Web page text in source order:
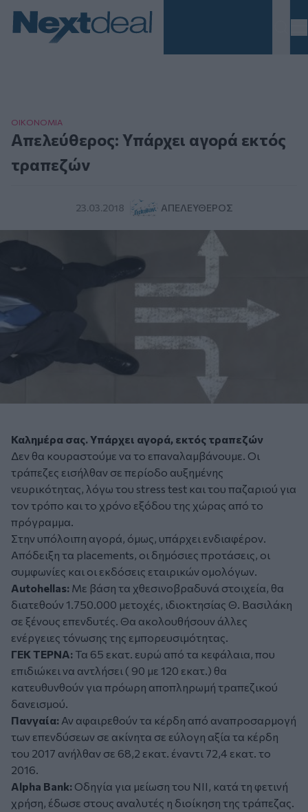
ΟΙΚΟΝΟΜΙΑ
Απελεύθερος: Υπάρχει αγορά εκτός
τραπεζών
23.03.2018 ΑΠΕΛΕΎΘΕΡΟΣ
Καλημέρα σας. Υπάρχει αγορά, εκτός τραπεζών
Δεν θα κουραστούμε να το επαναλαμβάνουμε. Οι
τράπεζες εισήλθαν σε περίοδο αυξημένης
νευρικότητας, λόγω του stress test και του παζαριού για
τον τρόπο και το χρόνο εξόδου της χώρας από το
πρόγραμμα.
Στην υπόλοιπη αγορά, όμως, υπάρχει ενδιαφέρον.
Απόδειξη τα placements, οι δημόσιες προτάσεις, οι
συμφωνίες και οι εκδόσεις εταιρικών ομολόγων.
Autohellas: Με βάση τα χθεσινοβραδυνά στοιχεία, θα
διατεθούν 1.750.000 μετοχές, ιδιοκτησίας Θ. Βασιλάκη
σε ξένους επενδυτές. Θα ακολουθήσουν άλλες
ενέργειες τόνωσης της εμπορευσιμότητας.
ΓΕΚ ΤΕΡΝΑ: Τα 65 εκατ. ευρώ από τα κεφάλαια, που
επιδιώκει να αντλήσει ( 90 με 120 εκατ.) θα
κατευθυνθούν για πρόωρη αποπληρωμή τραπεζικού
δανεισμού.
Πανγαία: Αν αφαιρεθούν τα κέρδη από αναπροσαρμογή
των επενδύσεων σε ακίνητα σε εύλογη αξία τα κέρδη
του 2017 ανήλθαν σε 68,2 εκατ. έναντι 72,4 εκατ. το
2016.
Alpha Bank: Οδηγία για μείωση του NII, κατά τη φετινή
χρήση, έδωσε στους αναλυτές η διοίκηση της τράπεζας.